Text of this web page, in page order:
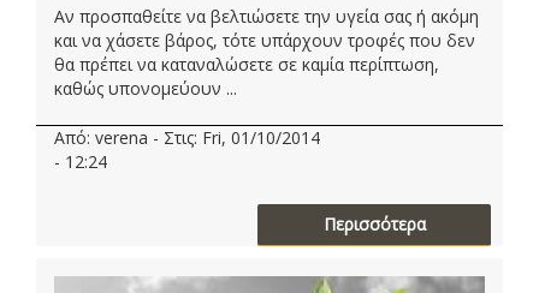
Αν προσπαθείτε να βελτιώσετε την υγεία σας ή ακόμη
και να χάσετε βάρος, τότε υπάρχουν τροφές που δεν
θα πρέπει να καταναλώσετε σε καμία περίπτωση,
καθώς υπονομεύουν ...
Από: verena - Στις: Fri, 01/10/2014
- 12:24
Περισσότερα